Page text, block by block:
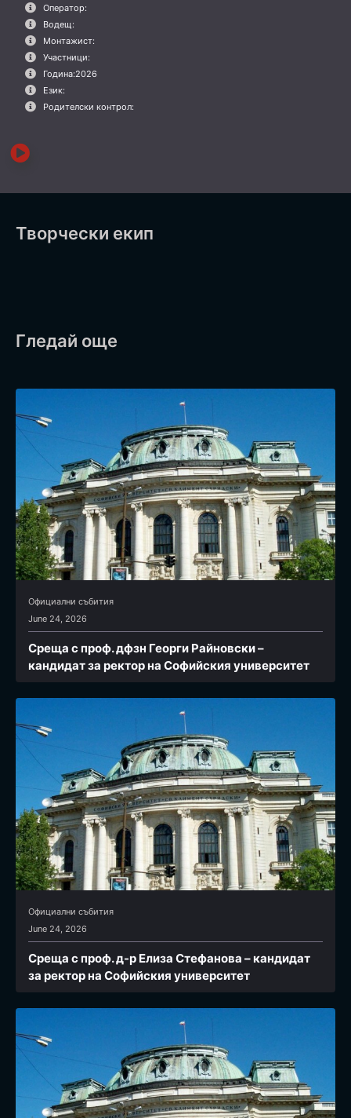
Оператор:
Водещ:
Монтажист:
Участници:
Година:2026
Език:
Родителски контрол:
Творчески екип
Гледай още
Официални събития
June 24, 2026
Среща с проф. дфзн Георги Райновски –
кандидат за ректор на Софийския университет
Официални събития
June 24, 2026
Среща с проф. д-р Елиза Стефанова – кандидат
за ректор на Софийския университет